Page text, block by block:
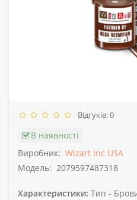
Відгуків: 0
В наявності
Виробник: Wizart Inc USA
Модель: 2079597487318
Характеристики: Тип -